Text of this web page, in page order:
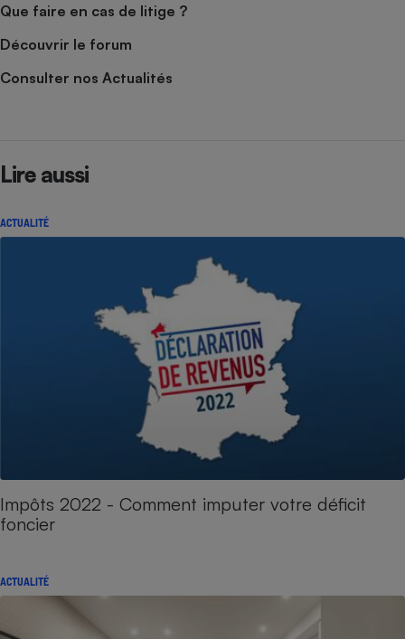
Que faire en cas de litige ?
Découvrir le forum
Consulter nos Actualités
Lire aussi
ACTUALITÉ
Impôts 2022 - Comment imputer votre déficit
foncier
ACTUALITÉ